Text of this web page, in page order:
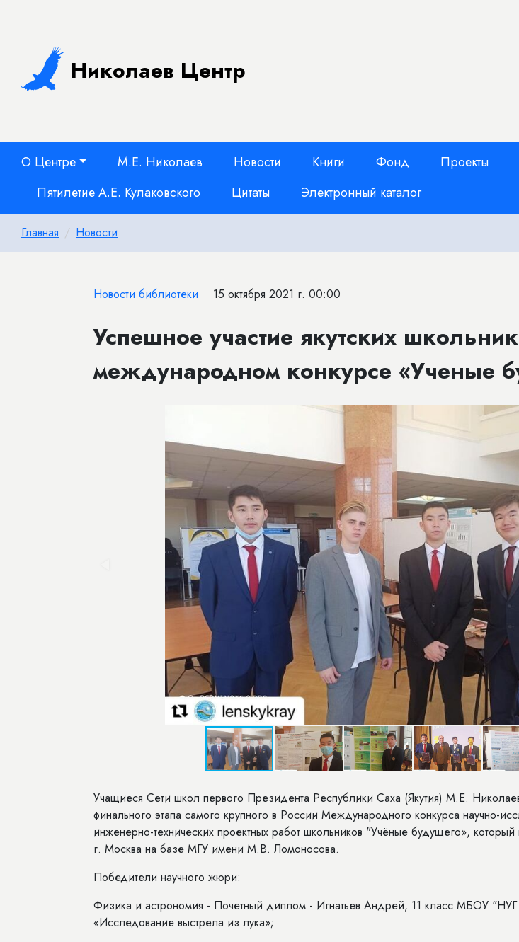
Николаев Центр
О Центре М.Е. Николаев Новости Книги Фонд Проекты
Пятилетие А.Е. Кулаковского
Цитаты Электронный каталог
Главная Новости
Новости библиотеки 15 октября 2021 г. 00:00
Успешное участие якутских
международном конкурсе «Ученые
Учащиеся Сети школ первого Президента Республики Саха (Якутия) М.Е.
финального этапа самого крупного в России Международного конкурса научно-
инженерно-технических проектных работ школьников "Учёные будущего»,
г. Москва на базе МГУ имени М.В. Ломоносова.
Победители научного жюри:
Физика и астрономия - Почетный диплом - Игнатьев Андрей, 11 класс МБОУ
«Исследование выстрела из лука»;